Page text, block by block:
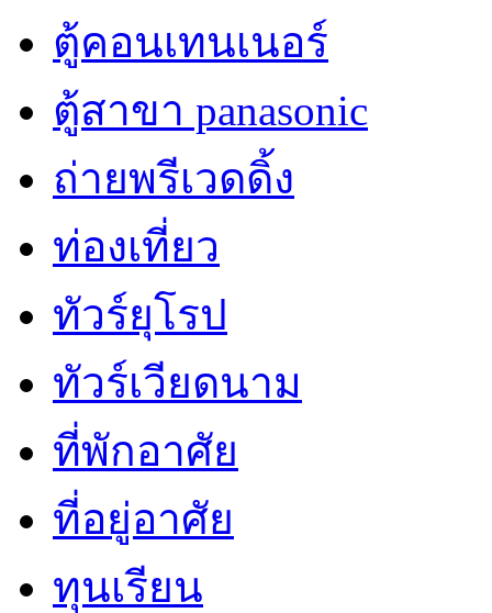
ตู้คอนเทนเนอร์
ตู้สาขา panasonic
ถ่ายพรีเวดดิ้ง
ท่องเที่ยว
ทัวร์ยุโรป
ทัวร์เวียดนาม
ที่พักอาศัย
ที่อยู่อาศัย
ทุนเรียน